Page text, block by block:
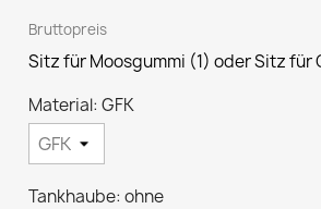
Bruttopreis
Sitz für Moosgummi (1) oder Sitz für
Material: GFK
Tankhaube: ohne